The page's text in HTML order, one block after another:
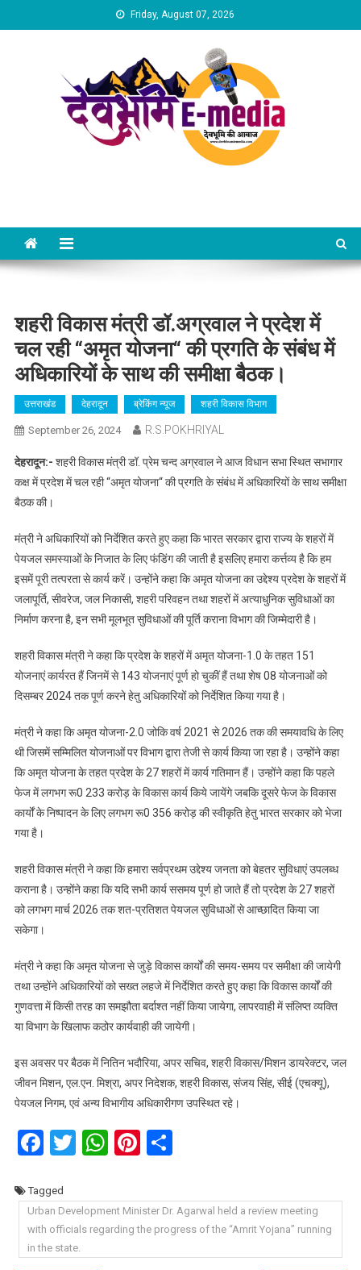
to
Friday, August 07, 2026
शहरी विकास मंत्री डॉ.अग्रवाल ने प्रदेश में
चल रही “अमृत योजना“ की प्रगति के संबंध में
अधिकारियों के साथ की समीक्षा बैठक।
उत्तराखंड देहरादून ब्रेकिंग न्यूज शहरी विकास विभाग
September 26, 2024 R.S.POKHRIYAL
देहरादून:- शहरी विकास मंत्री डॉ. प्रेम चन्द अग्रवाल ने आज विधान सभा स्थित सभागार
कक्ष में प्रदेश में चल रही “अमृत योजना“ की प्रगति के संबंध में अधिकारियों के साथ समीक्षा
बैठक की।
मंत्री ने अधिकारियों को निर्देशित करते हुए कहा कि भारत सरकार द्वारा राज्य के शहरों में
पेयजल समस्याओं के निजात के लिए फंडिंग की जाती है इसलिए हमारा कर्त्तव्य है कि हम
इसमें पूरी तत्परता से कार्य करें। उन्होंने कहा कि अमृत योजना का उद्देश्य प्रदेश के शहरों में
जलापूर्ति, सीवरेज, जल निकासी, शहरी परिवहन तथा शहरों में अत्याधुनिक सुविधाओं का
निर्माण करना है, इन सभी मूलभूत सुविधाओं की पूर्ति कराना विभाग की जिम्मेदारी है।
शहरी विकास मंत्री ने कहा कि प्रदेश के शहरों में अमृत योजना-1.0 के तहत 151
योजनाएं कार्यरत हैं जिनमें से 143 योजनाएं पूर्ण हो चुकीं हैं तथा शेष 08 योजनाओं को
दिसम्बर 2024 तक पूर्ण करने हेतु अधिकारियों को निर्देशित किया गया है।
मंत्री ने कहा कि अमृत योजना-2.0 जोकि वर्ष 2021 से 2026 तक की समयावधि के लिए
थी जिसमें सम्मिलित योजनाओं पर विभाग द्वारा तेजी से कार्य किया जा रहा है। उन्होंने कहा
कि अमृत योजना के तहत प्रदेश के 27 शहरों में कार्य गतिमान हैं। उन्होंने कहा कि पहले
फेज में लगभग रू0 233 करोड़ के विकास कार्य किये जायेंगे जबकि दूसरे फेज के विकास
कार्यों के निष्पादन के लिए लगभग रू0 356 करोड़ की स्वीकृति हेतु भारत सरकार को भेजा
गया है।
शहरी विकास मंत्री ने कहा कि हमारा सर्वप्रथम उद्देश्य जनता को बेहतर सुविधाएं उपलब्ध
कराना है। उन्होंने कहा कि यदि सभी कार्य ससमय पूर्ण हो जाते हैं तो प्रदेश के 27 शहरों
को लगभग मार्च 2026 तक शत-प्रतिशत पेयजल सुविधाओं से आच्छादित किया जा
सकेगा।
मंत्री ने कहा कि अमृत योजना से जुड़े विकास कार्यों की समय-समय पर समीक्षा की जायेगी
तथा उन्होंने अधिकारियों को सख्त लहजे में निर्देशित करते हुए कहा कि विकास कार्यों की
गुणवत्ता में किसी तरह का समझौता बर्दाश्त नहीं किया जायेगा, लापरवाही में संलिप्त व्यक्ति
या विभाग के खिलाफ कठोर कार्यवाही की जायेगी।
इस अवसर पर बैठक में नितिन भदौरिया, अपर सचिव, शहरी विकास/मिशन डायरेक्टर, जल
जीवन मिशन, एल.एन. मिश्रा, अपर निदेशक, शहरी विकास, संजय सिंह, सीई (एचक्यू),
पेयजल निगम, एवं अन्य विभागीय अधिकारीगण उपस्थित रहे।
Facebook
Twitter
WhatsApp
Pinterest
Share
Tagged
Urban Development Minister Dr. Agarwal held a review meeting
with officials regarding the progress of the “Amrit Yojana” running
in the state.